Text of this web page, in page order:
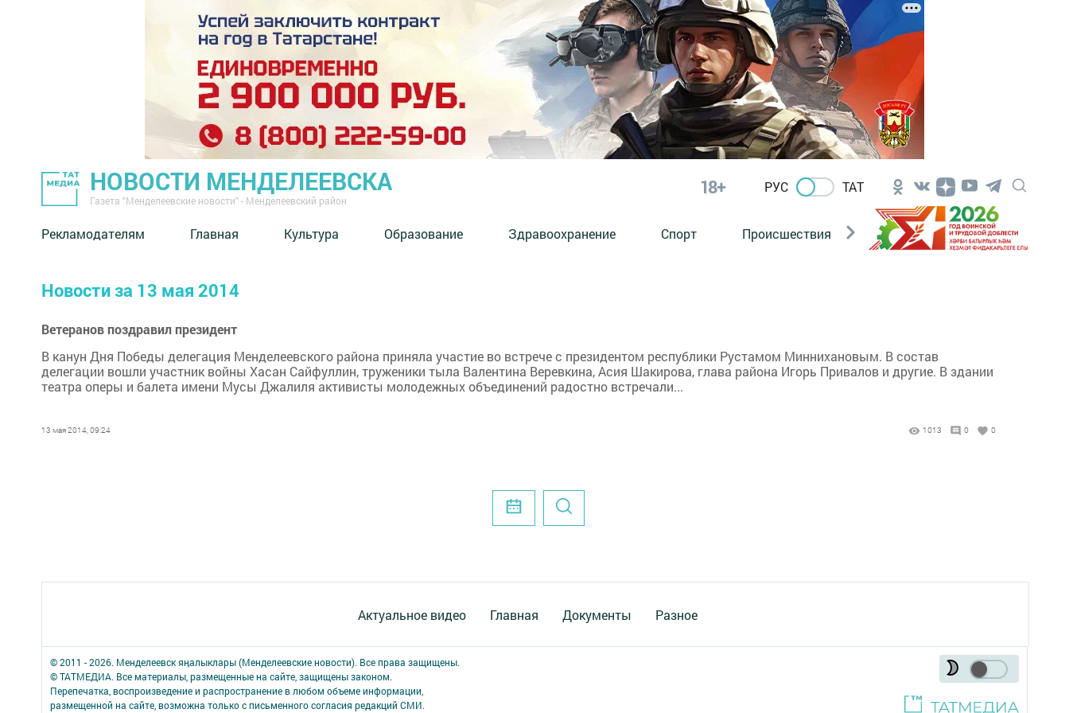
НОВОСТИ МЕНДЕЛЕЕВСКА
Газета "Менделеевские новости" - Менделеевский район
18+ РУС ТАТ
Рекламодателям Главная Культура Образование Здравоохранение Спорт Происшествия Новости Госавтоинспекции
Новости за 13 мая 2014
Ветеранов поздравил президент
В канун Дня Победы делегация Менделеевского района приняла участие во встрече с президентом республики Рустамом Миннихановым. В состав
делегации вошли участник войны Хасан Сайфуллин, труженики тыла Валентина Веревкина, Асия Шакирова, глава района Игорь Привалов и другие. В здании
театра оперы и балета имени Мусы Джалиля активисты молодежных объединений радостно встречали...
13 мая 2014, 09:24 1013 0 0
Актуальное видео Главная Документы Разное
© 2011 - 2026. Менделеевск яӊалыклары (Менделеевские новости). Все права защищены.
© ТАТМЕДИА. Все материалы, размещенные на сайте, защищены законом.
Перепечатка, воспроизведение и распространение в любом объеме информации,
размещенной на сайте, возможна только с письменного согласия редакций СМИ.